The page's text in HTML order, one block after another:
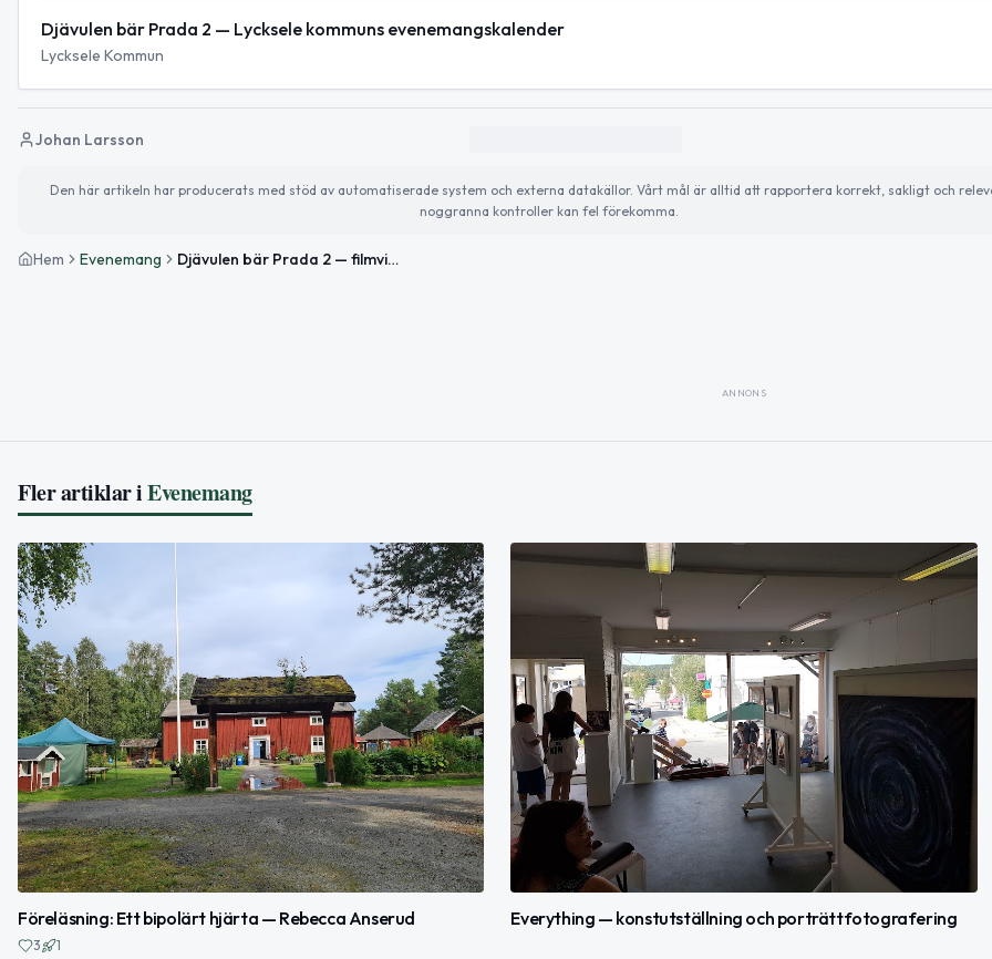
Djävulen bär Prada 2 — Lycksele kommuns evenemangskalender
Lycksele Kommun
Johan Larsson
Den här artikeln har producerats med stöd av automatiserade system och externa datakällor. Vårt mål är alltid att rapportera korrekt, sakligt och
noggranna kontroller kan fel förekomma.
Hem Evenemang Djävulen bär Prada 2 — filmvisning
ANNONS
Fler artiklar iEvenemang
Föreläsning: Ett bipolärt hjärta — Rebecca Anserud
3 1
Everything — konstutställning och porträttfotografering